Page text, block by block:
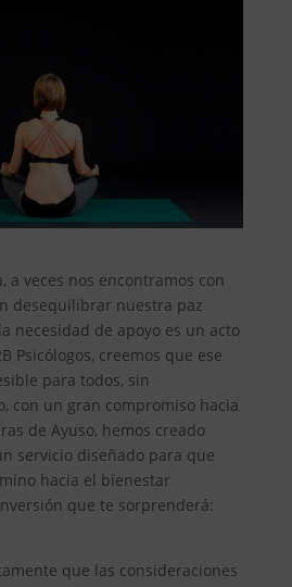
a veces nos encontramos con
desequilibrar nuestra paz
necesidad de apoyo es un acto
Psicólogos, creemos que ese
para todos, sin
con un gran compromiso hacia
de Ayuso, hemos creado
servicio diseñado para que
hacia el bienestar
que te sorprenderá:
que las consideraciones